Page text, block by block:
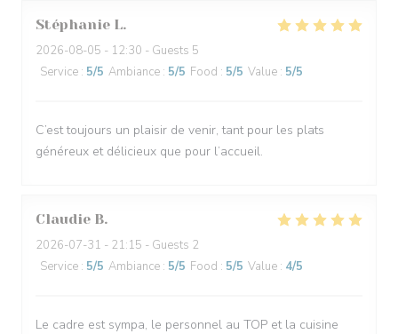
Stéphanie L
2026-08-05 - 12:30 - Guests 5
Service : 5/5 Ambiance : 5/5 Food : 5/5 Value : 5/5
C’est toujours un plaisir de venir, tant pour les plats
généreux et délicieux que pour l’accueil.
Claudie B
2026-07-31 - 21:15 - Guests 2
Service : 5/5 Ambiance : 5/5 Food : 5/5 Value : 4/5
Le cadre est sympa, le personnel au TOP et la cuisine